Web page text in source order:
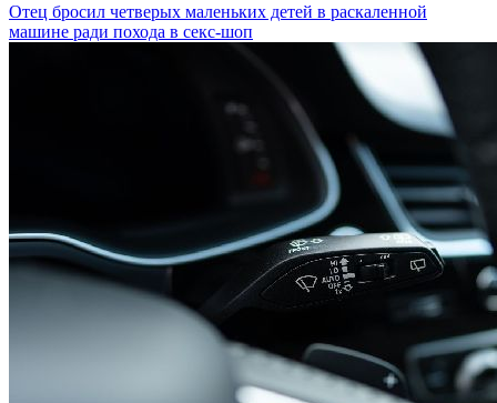
Отец бросил четверых маленьких детей в раскаленной
машине ради похода в секс-шоп